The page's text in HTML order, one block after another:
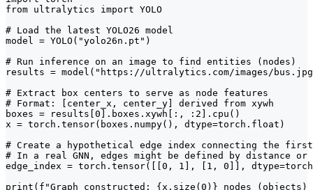
from ultralytics import YOLO
# Load the latest YOLO26 model
model = YOLO("yolo26n.pt")
# Run inference on an image to find entities (nodes)
results = model("https://ultralytics.com/images/
# Extract box centers to serve as node features
# Format: [center_x, center_y] derived from xywh
boxes = results[0].boxes.xywh[:, :2].cpu()
x = torch.tensor(boxes.numpy(), dtype=torch.float)
# Create a hypothetical edge index connecting the
# In a real GNN, edges might be defined by distance
edge_index = torch.tensor([[0, 1], [1, 0]],
print(f"Graph constructed: {x.size(0)} nodes (objects)